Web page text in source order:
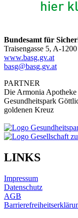
Bundesamt für
Traisengasse 5, A-
www.basg.gv.at
basg@basg.gv.at
PARTNER
Die Armonia
Gesundheitspark
goldenen Kreuz
LINKS
Impressum
Datenschutz
AGB